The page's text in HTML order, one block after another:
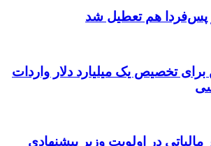
پس‌فردا هم تعطیل شد
تخصیص یک میلیارد دلار واردات
مالیاتی در اولویت وزیر پیشنهادی